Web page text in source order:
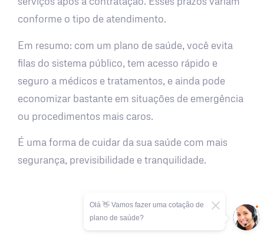
conforme o tipo de atendimento.
Em resumo: com um plano de saúde, você evita
filas do sistema público, tem acesso rápido e
seguro a médicos e tratamentos, e ainda pode
economizar bastante em situações de emergência
ou procedimentos mais caros.
É uma forma de cuidar da sua saúde com mais
segurança, previsibilidade e tranquilidade.
Olá 👋 Vamos fazer uma cotação de
plano de saúde?